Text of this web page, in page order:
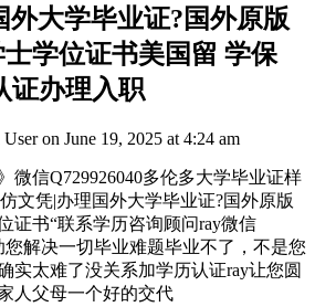
外大学毕业证?国外原版
学位证书美国留 学保
证办理入职
User on June 19, 2025 at 4:24 am
微信Q729926040多伦多大学毕业证样
文凭|办理国外大学毕业证?国外原版
证书“联系学历咨询顾问ray微信
您解决一切毕业难题毕业不了，不是您
实太难了没关系加学历认证ray让您圆
人父母一个好的交代